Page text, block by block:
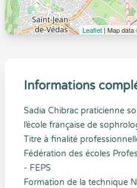
Leaflet| Map
Informations
Sadia Chibrac praticienne
l’école française de
Titre à finalité
Fédération des écoles
- FEPS
Formation de la technique